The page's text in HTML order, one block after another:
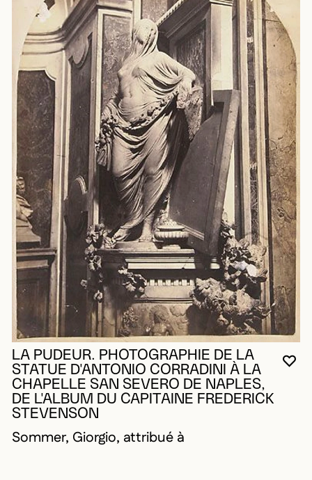
LA PUDEUR. PHOTOGRAPHIE DE LA
STATUE D'ANTONIO CORRADINI À LA
CHAPELLE SAN SEVERO DE NAPLES,
DE L'ALBUM DU CAPITAINE FREDERICK
STEVENSON
Sommer, Giorgio, attribué à